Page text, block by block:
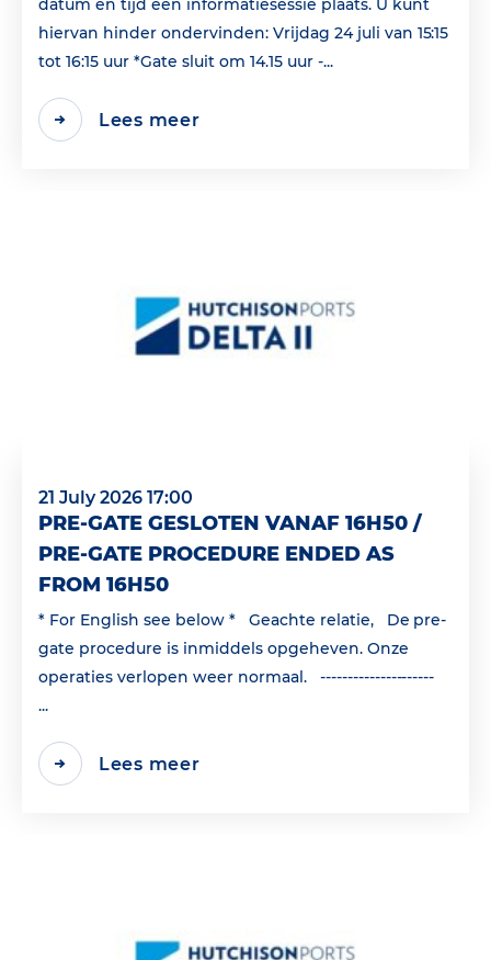
datum en tijd een informatiesessie plaats. U kunt
hiervan hinder ondervinden: Vrijdag 24 juli van 15:15
tot 16:15 uur *Gate sluit om 14.15 uur -...
Lees meer
21 July 2026 17:00
PRE-GATE GESLOTEN VANAF 16H50 /
PRE-GATE PROCEDURE ENDED AS
FROM 16H50
* For English see below * Geachte relatie, De pre-
gate procedure is inmiddels opgeheven. Onze
operaties verlopen weer normaal. ---------------------
...
Lees meer